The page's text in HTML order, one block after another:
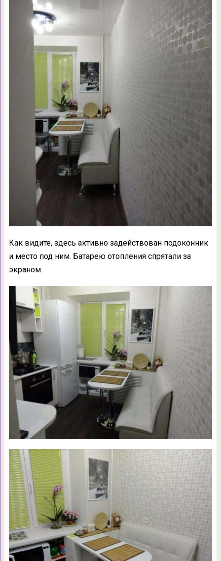
Как видите, здесь активно задействован подоконник
и место под ним. Батарею отопления спрятали за
экраном.